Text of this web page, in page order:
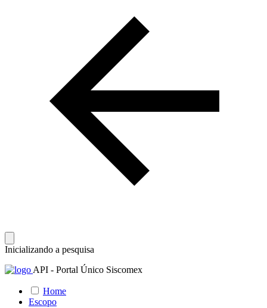
Inicializando a pesquisa
API - Portal Único Siscomex
Home
Escopo